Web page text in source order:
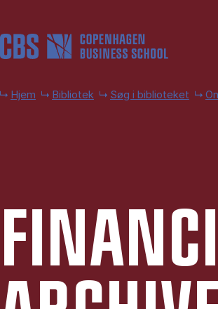
Hjem Bibliotek Søg i biblioteket